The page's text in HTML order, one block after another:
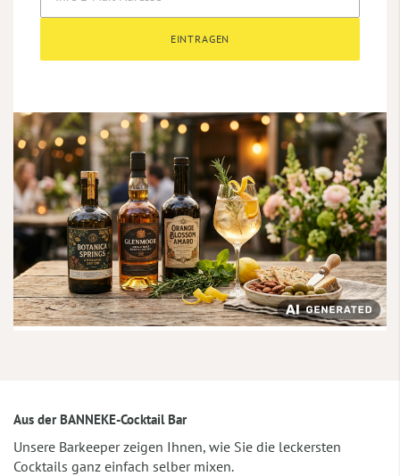
EINTRAGEN
Aus der BANNEKE-Cocktail Bar
Unsere Barkeeper zeigen Ihnen, wie Sie die leckersten
Cocktails ganz einfach selber mixen.